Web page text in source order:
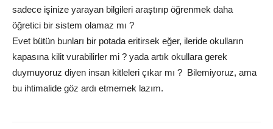
sadece işinize yarayan bilgileri araştırıp öğrenmek daha
öğretici bir sistem olamaz mı ?
Evet bütün bunları bir potada eritirsek eğer, ileride okulların
kapasına kilit vurabilirler mi ? yada artık okullara gerek
duymuyoruz diyen insan kitleleri çıkar mı ? Bilemiyoruz, ama
bu ihtimalide göz ardı etmemek lazım.